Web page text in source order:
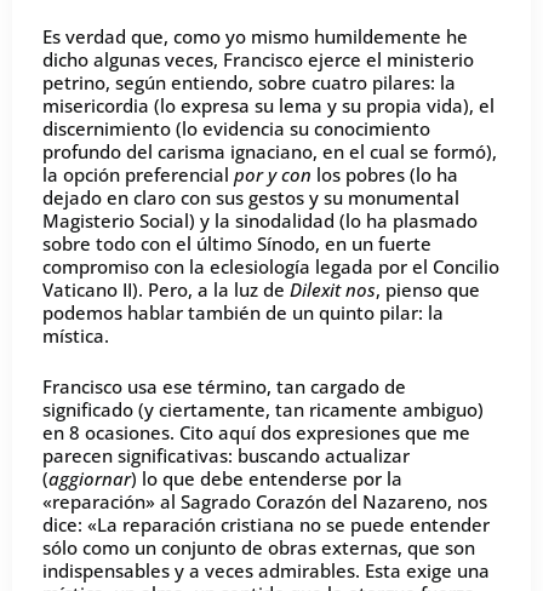
Es verdad que, como yo mismo humildemente he
dicho algunas veces, Francisco ejerce el ministerio
petrino, según entiendo, sobre cuatro pilares: la
misericordia (lo expresa su lema y su propia vida), el
discernimiento (lo evidencia su conocimiento
profundo del carisma ignaciano, en el cual se formó),
la opción preferencial por y con los pobres (lo ha
dejado en claro con sus gestos y su monumental
Magisterio Social) y la sinodalidad (lo ha plasmado
sobre todo con el último Sínodo, en un fuerte
compromiso con la eclesiología legada por el Concilio
Vaticano II). Pero, a la luz de Dilexit nos, pienso que
podemos hablar también de un quinto pilar: la
mística.
Francisco usa ese término, tan cargado de
significado (y ciertamente, tan ricamente ambiguo)
en 8 ocasiones. Cito aquí dos expresiones que me
parecen significativas: buscando actualizar
(aggiornar) lo que debe entenderse por la
«reparación» al Sagrado Corazón del Nazareno, nos
dice: «La reparación cristiana no se puede entender
sólo como un conjunto de obras externas, que son
indispensables y a veces admirables. Esta exige una